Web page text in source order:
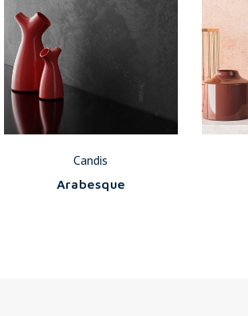
Candis
Arabesque